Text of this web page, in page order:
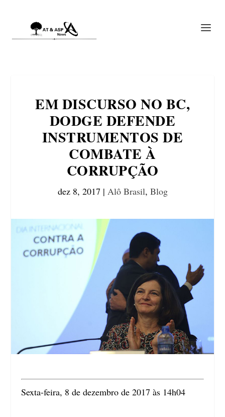
EM DISCURSO NO BC,
DODGE DEFENDE
INSTRUMENTOS DE
COMBATE À
CORRUPÇÃO
dez 8, 2017 | Alô Brasil, Blog
Sexta-feira, 8 de dezembro de 2017 às 14h04